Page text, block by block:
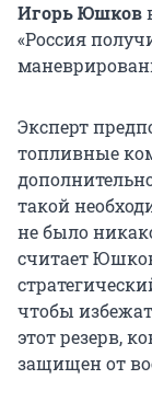
Игорь Юшков
«Россия
Эксперт
топливные
такой
не было
считает
чтобы
этот резерв,
защищен от